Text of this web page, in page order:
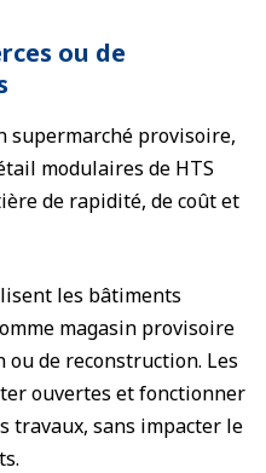
ou de
supermarché provisoire,
modulaires de HTS
de rapidité, de coût et
les bâtiments
magasin provisoire
de reconstruction. Les
ouvertes et fonctionner
travaux, sans impacter le